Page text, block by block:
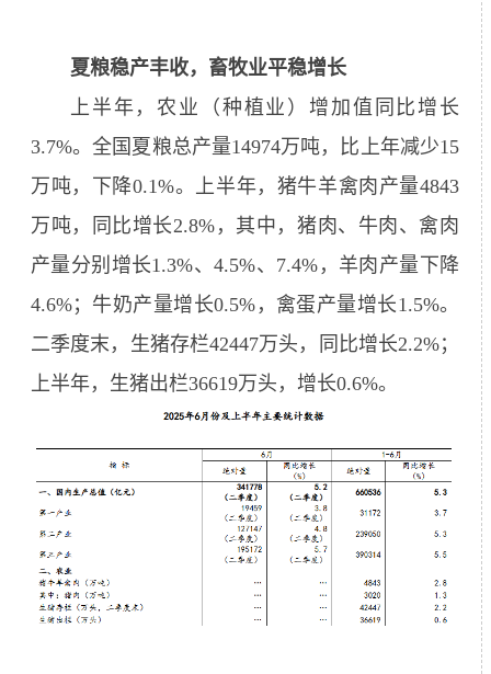
夏粮稳产丰收，畜牧业平稳增长
上半年，农业（种植业）增加值同比增长
3.7%。全国夏粮总产量14974万吨，比上年减少15
万吨，下降0.1%。上半年，猪牛羊禽肉产量4843
万吨，同比增长2.8%，其中，猪肉、牛肉、禽肉
产量分别增长1.3%、4.5%、7.4%，羊肉产量下降
4.6%；牛奶产量增长0.5%，禽蛋产量增长1.5%。
二季度末，生猪存栏42447万头，同比增长2.2%；
上半年，生猪出栏36619万头，增长0.6%。